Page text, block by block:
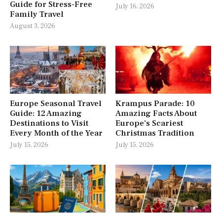
Guide for Stress-Free
Family Travel
August 3, 2026
July 16, 2026
Europe Seasonal Travel
Guide: 12 Amazing
Destinations to Visit
Every Month of the Year
July 15, 2026
Krampus Parade: 10
Amazing Facts About
Europe’s Scariest
Christmas Tradition
July 15, 2026